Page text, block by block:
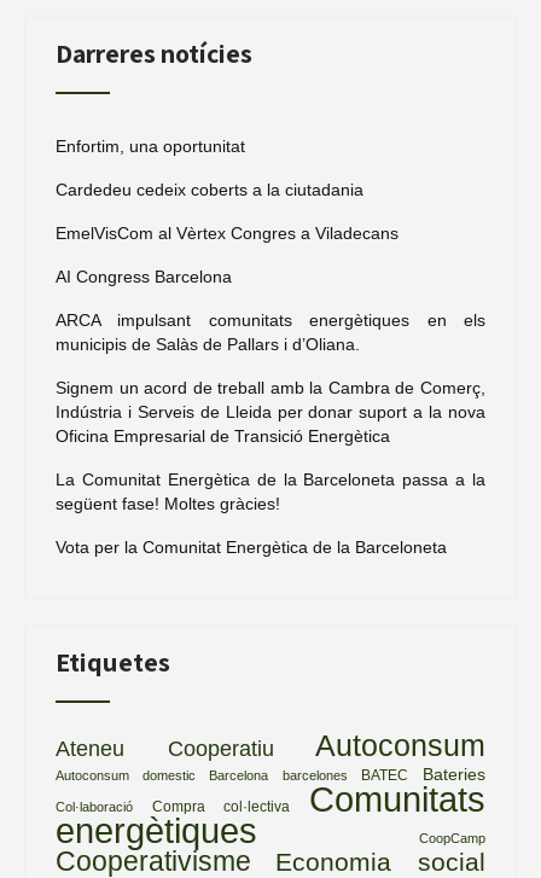
Darreres notícies
Enfortim, una oportunitat
Cardedeu cedeix coberts a la ciutadania
EmelVisCom al Vèrtex Congres a Viladecans
AI Congress Barcelona
ARCA impulsant comunitats energètiques en els
municipis de Salàs de Pallars i d’Oliana.
Signem un acord de treball amb la Cambra de Comerç,
Indústria i Serveis de Lleida per donar suport a la nova
Oficina Empresarial de Transició Energètica
La Comunitat Energètica de la Barceloneta passa a la
següent fase! Moltes gràcies!
Vota per la Comunitat Energètica de la Barceloneta
Etiquetes
Ateneu Cooperatiu Autoconsum
Autoconsum domestic Barcelona barcelones BATEC Bateries
Col·laboració Compra col·lectiva Comunitats
energètiques CoopCamp
Cooperativisme Economia social